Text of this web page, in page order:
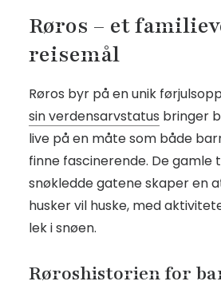
Røros – et
reisemål
Røros byr på en unik
sin verdensarvstatus bringer
live på en måte som både
finne fascinerende. De gamle
snøkledde gatene skaper en
husker vil huske, med
lek i snøen.
Røroshistorien for